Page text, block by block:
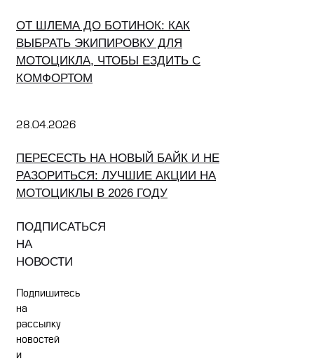
ОТ ШЛЕМА ДО БОТИНОК: КАК
ВЫБРАТЬ ЭКИПИРОВКУ ДЛЯ
МОТОЦИКЛА, ЧТОБЫ ЕЗДИТЬ С
КОМФОРТОМ
28.04.2026
ПЕРЕСЕСТЬ НА НОВЫЙ БАЙК И НЕ
РАЗОРИТЬСЯ: ЛУЧШИЕ АКЦИИ НА
МОТОЦИКЛЫ В 2026 ГОДУ
ПОДПИСАТЬСЯ
НА
НОВОСТИ
Подпишитесь
на
рассылку
новостей
и